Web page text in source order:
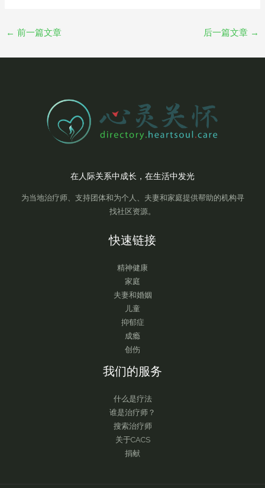
← 前一篇文章 后一篇文章 →
在人际关系中成长，在生活中发光
为当地治疗师、支持团体和为个人、夫妻和家庭提供帮助的机构寻
找社区资源。
快速链接
精神健康
家庭
夫妻和婚姻
儿童
抑郁症
成瘾
创伤
我们的服务
什么是疗法
谁是治疗师？
搜索治疗师
关于CACS
捐献